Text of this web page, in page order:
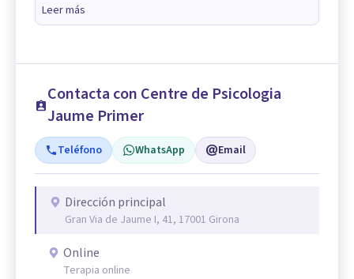
Leer más
Contacta con Centre de Psicologia
Jaume Primer
Teléfono WhatsApp Email
Dirección principal
Gran Via de Jaume I, 41, 17001 Girona
Online
Terapia online